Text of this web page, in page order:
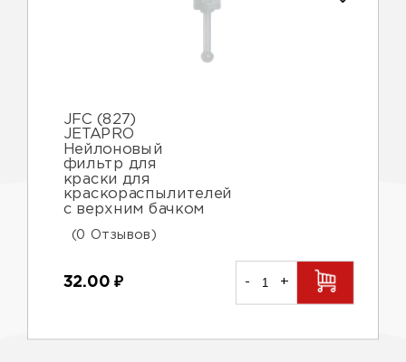
JFC (827)
JETAPRO
Нейлоновый
фильтр для
краски для
краскораспылителей
с верхним бачком
(0 Отзывов)
32.00₽ - +